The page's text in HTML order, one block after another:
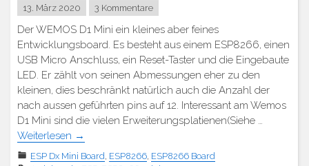
13. März 2020 3 Kommentare
Der WEMOS D1 Mini ein kleines aber feines
Entwicklungsboard. Es besteht aus einem ESP8266, einen
USB Micro Anschluss, ein Reset-Taster und die Eingebaute
LED. Er zählt von seinen Abmessungen eher zu den
kleinen, dies beschränkt natürlich auch die Anzahl der
nach aussen geführten pins auf 12. Interessant am Wemos
D1 Mini sind die vielen Erweiterungsplatienen(Siehe …
Weiterlesen →
ESP Dx Mini Board ESP8266 ESP8266 Board